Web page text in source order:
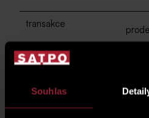
Souhlas
transakce
cena celkem